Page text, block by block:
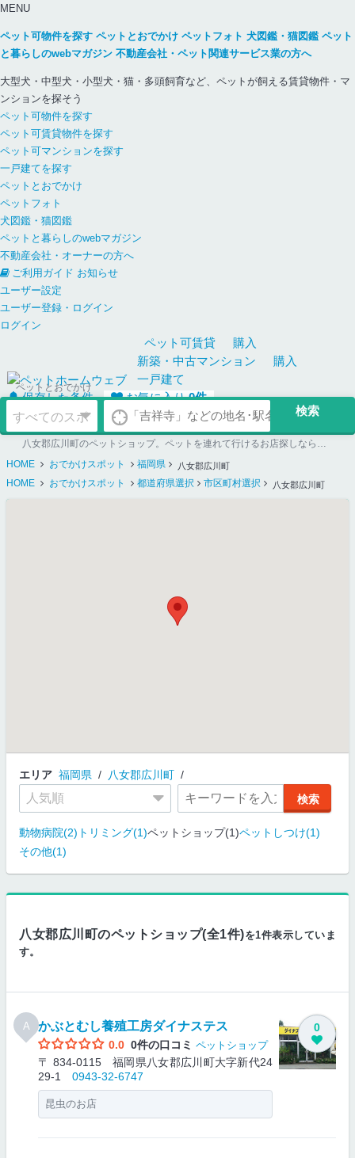
MENU
ペット可物件を探す ペットとおでかけ ペットフォト 犬図鑑・猫図鑑 ペット
と暮らしのwebマガジン 不動産会社・ペット関連サービス業の方へ
大型犬・中型犬・小型犬・猫・多頭飼育など、ペットが飼える賃貸物件・マ
ンションを探そう
ペット可物件を探す
ペット可賃貸物件を探す
ペット可マンションを探す
一戸建てを探す
ペットとおでかけ
ペットフォト
犬図鑑・猫図鑑
ペットと暮らしのwebマガジン
不動産会社・オーナーの方へ
ご利用ガイド お知らせ
ユーザー設定
ユーザー登録・ログイン
ログイン
ペット可賃貸
購入
新築・中古マンション
購入
一戸建て
保存した条件
お気に入り0件
ペットとおでかけ
八女郡広川町のペットショップ。ペットを連れて行けるお店探しならペットホームウェブ
HOME
おでかけスポット 福岡県 八女郡広川町
HOME おでかけスポット 都道府県選択 市区町村選択 八女郡広川町
エリア 福岡県 八女郡広川町
動物病院(2) トリミング(1)ペットショップ(1)ペットしつけ(1)
その他(1)
八女郡広川町のペットショップ(全1件)を1件表示していま
す。
A かぶとむし養殖工房ダイナステス
0.0 0件の口コミ ペットショップ
〒 834-0115 福岡県八女郡広川町大字新代24
29-1 0943-32-6747
昆虫のお店
0